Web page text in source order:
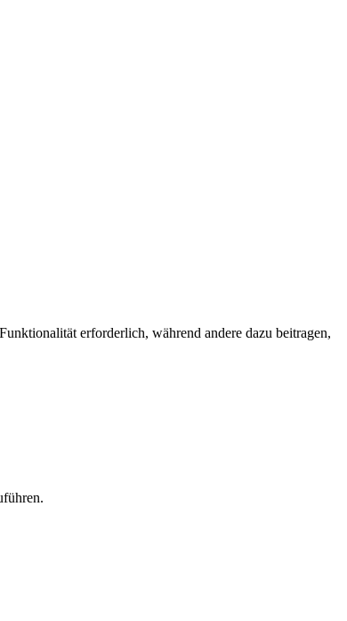
erforderlich, während andere dazu beitragen,